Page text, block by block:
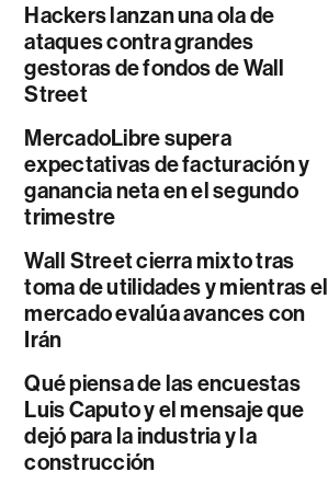
Hackers lanzan una ola de
ataques contra grandes
gestoras de fondos de Wall
Street
MercadoLibre supera
expectativas de facturación y
ganancia neta en el segundo
trimestre
Wall Street cierra mixto tras
toma de utilidades y mientras el
mercado evalúa avances con
Irán
Qué piensa de las encuestas
Luis Caputo y el mensaje que
dejó para la industria y la
construcción